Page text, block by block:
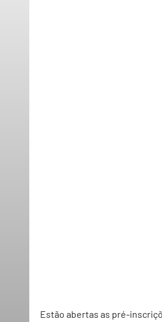
Estão abertas as pré-